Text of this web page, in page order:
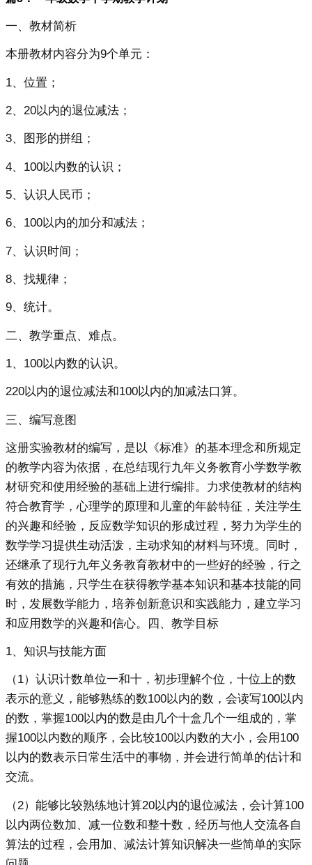
一、教材简析
本册教材内容分为9个单元：
1、位置；
2、20以内的退位减法；
3、图形的拼组；
4、100以内数的认识；
5、认识人民币；
6、100以内的加分和减法；
7、认识时间；
8、找规律；
9、统计。
二、教学重点、难点。
1、100以内数的认识。
220以内的退位减法和100以内的加减法口算。
三、编写意图
这册实验教材的编写，是以《标准》的基本理念和所规定
的教学内容为依据，在总结现行九年义务教育小学数学教
材研究和使用经验的基础上进行编排。力求使教材的结构
符合教育学，心理学的原理和儿童的年龄特征，关注学生
的兴趣和经验，反应数学知识的形成过程，努力为学生的
数学学习提供生动活泼，主动求知的材料与环境。同时，
还继承了现行九年义务教育教材中的一些好的经验，行之
有效的措施，只学生在获得教学基本知识和基本技能的同
时，发展数学能力，培养创新意识和实践能力，建立学习
和应用数学的兴趣和信心。四、教学目标
1、知识与技能方面
（1）认识计数单位一和十，初步理解个位，十位上的数
表示的意义，能够熟练的数100以内的数，会读写100以内
的数，掌握100以内的数是由几个十盒几个一组成的，掌
握100以内数的顺序，会比较100以内数的大小，会用100
以内的数表示日常生活中的事物，并会进行简单的估计和
交流。
（2）能够比较熟练地计算20以内的退位减法，会计算100
以内两位数加、减一位数和整十数，经历与他人交流各自
算法的过程，会用加、减法计算知识解决一些简单的实际